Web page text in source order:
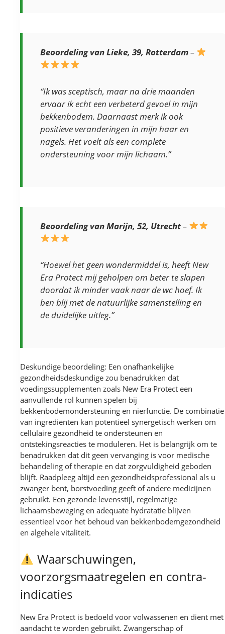
Beoordeling van Lieke, 39, Rotterdam–
“Ik was sceptisch, maar na drie maanden
ervaar ik echt een verbeterd gevoel in mijn
bekkenbodem. Daarnaast merk ik ook
positieve veranderingen in mijn haar en
nagels. Het voelt als een complete
ondersteuning voor mijn lichaam.”
Beoordeling van Marijn, 52, Utrecht–
“Hoewel het geen wondermiddel is, heeft New
Era Protect mij geholpen om beter te slapen
doordat ik minder vaak naar de wc hoef. Ik
ben blij met de natuurlijke samenstelling en
de duidelijke uitleg.”
Deskundige beoordeling: Een onafhankelijke
gezondheidsdeskundige zou benadrukken dat
voedingssupplementen zoals New Era Protect een
aanvullende rol kunnen spelen bij
bekkenbodemondersteuning en nierfunctie. De combinatie
van ingrediënten kan potentieel synergetisch werken om
cellulaire gezondheid te ondersteunen en
ontstekingsreacties te moduleren. Het is belangrijk om te
benadrukken dat dit geen vervanging is voor medische
behandeling of therapie en dat zorgvuldigheid geboden
blijft. Raadpleeg altijd een gezondheidsprofessional als u
zwanger bent, borstvoeding geeft of andere medicijnen
gebruikt. Een gezonde levensstijl, regelmatige
lichaamsbeweging en adequate hydratatie blijven
essentieel voor het behoud van bekkenbodemgezondheid
en algehele vitaliteit.
Waarschuwingen,
voorzorgsmaatregelen en contra-
indicaties
New Era Protect is bedoeld voor volwassenen en dient met
aandacht te worden gebruikt. Zwangerschap of